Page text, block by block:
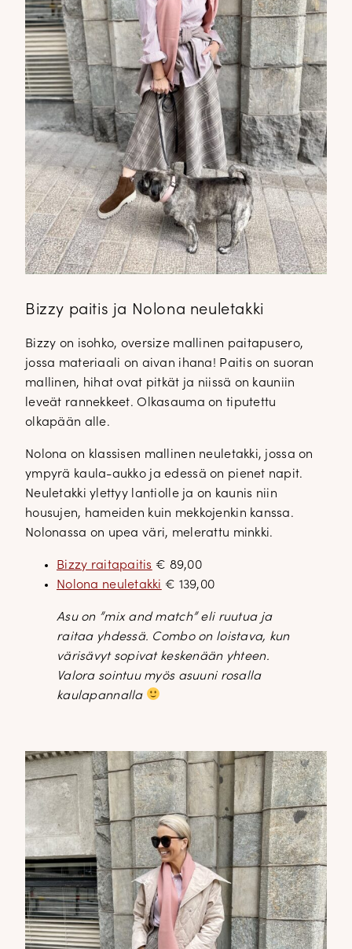
Bizzy paitis ja Nolona neuletakki
Bizzy on isohko, oversize mallinen paitapusero,
jossa materiaali on aivan ihana! Paitis on suoran
mallinen, hihat ovat pitkät ja niissä on kauniin
leveät rannekkeet. Olkasauma on tiputettu
olkapään alle.
Nolona on klassisen mallinen neuletakki, jossa on
ympyrä kaula-aukko ja edessä on pienet napit.
Neuletakki ylettyy lantiolle ja on kaunis niin
housujen, hameiden kuin mekkojenkin kanssa.
Nolonassa on upea väri, melerattu minkki.
Bizzy raitapaitis € 89,00
Nolona neuletakki € 139,00
Asu on ”mix and match” eli ruutua ja
raitaa yhdessä. Combo on loistava, kun
värisävyt sopivat keskenään yhteen.
Valora sointuu myös asuuni rosalla
kaulapannalla